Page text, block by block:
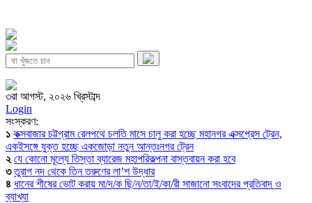
৩রা আগস্ট, ২০২৬ খ্রিস্টাব্দ
Login
সংস্করণ:
১ কক্সবাজার চট্টগ্রাম রেলপথে চলতি মাসে চালু করা হচ্ছে মহানগর এক্সপ্রেস ট্রেন,
একইসঙ্গে যুক্ত হচ্ছে একজোড়া নতুন আন্তঃনগর ট্রেন
২ যে কোনো মূল্যে তিস্তা ব্যারেজ মহাপরিকল্পনা বাস্তবায়ন করা হবে
৩ তুরাগ নদ থেকে তিন তরুণের লা’শ উদ্ধার
৪ ধানের শীষের ভোট করায় মা/দ/ক ছি/ন/তা/ই/কা/রী সাজানো সংবাদের প্রতিবাদ ও
ব্যাখ্যা